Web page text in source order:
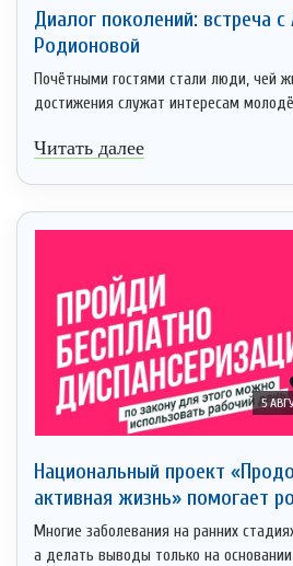
Диалог поколений: встреча
Родионовой
Почётными гостями стали люди, чей
достижения служат интересам
Читать далее
5
Национальный проект
активная жизнь» помогает
Многие заболевания на ранних
а делать выводы только на основании